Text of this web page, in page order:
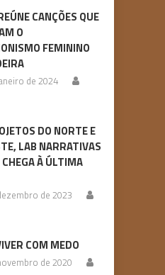
CANÇÕES QUE
O
FEMININO
de 2024
DO NORTE E
LAB NARRATIVAS
À ÚLTIMA
de 2023
COM MEDO
de 2020